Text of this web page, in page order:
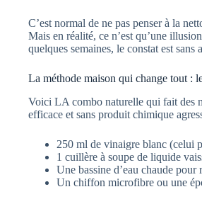
C’est normal de ne pas penser à la
Mais en réalité, ce n’est qu’une
quelques semaines, le constat est sans
La méthode maison qui change tout :
Voici LA combo naturelle qui fait des
efficace et sans produit chimique
250 ml de vinaigre blanc (celui
1 cuillère à soupe de liquide
Une bassine d’eau chaude pour
Un chiffon microfibre ou une